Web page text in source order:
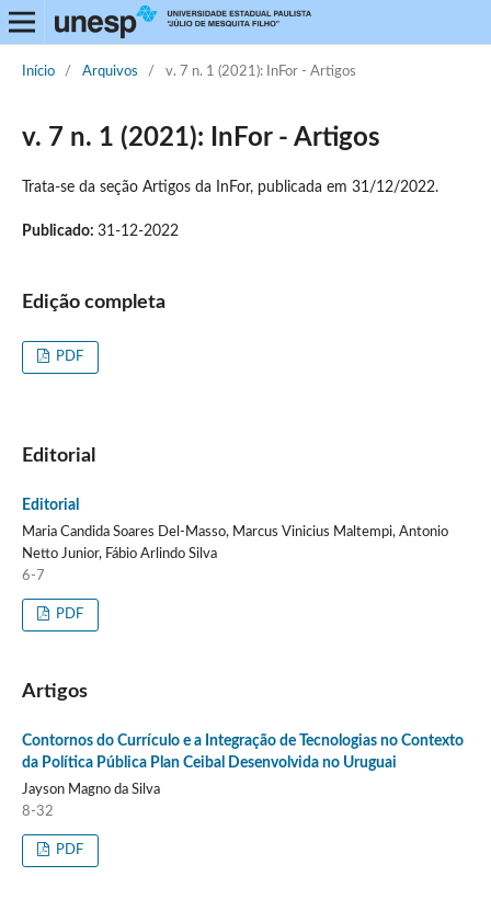
Início / Arquivos / v. 7 n. 1 (2021): InFor - Artigos
v. 7 n. 1 (2021): InFor - Artigos
Trata-se da seção Artigos da InFor, publicada em 31/12/2022.
Publicado: 31-12-2022
Edição completa
PDF
Editorial
Editorial
Maria Candida Soares Del-Masso, Marcus Vinicius Maltempi, Antonio
Netto Junior, Fábio Arlindo Silva
6-7
PDF
Artigos
Contornos do Currículo e a Integração de Tecnologias no Contexto
da Política Pública Plan Ceibal Desenvolvida no Uruguai
Jayson Magno da Silva
8-32
PDF